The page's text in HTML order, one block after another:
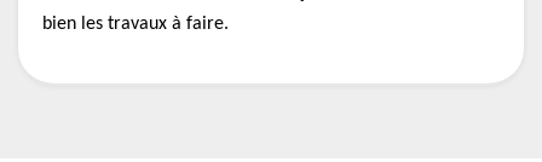
bien les travaux à faire.